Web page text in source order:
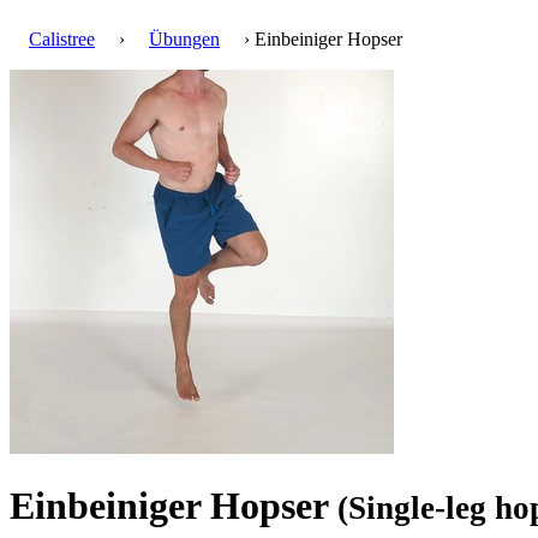
Calistree › Übungen › Einbeiniger Hopser
Einbeiniger Hopser (Single-leg